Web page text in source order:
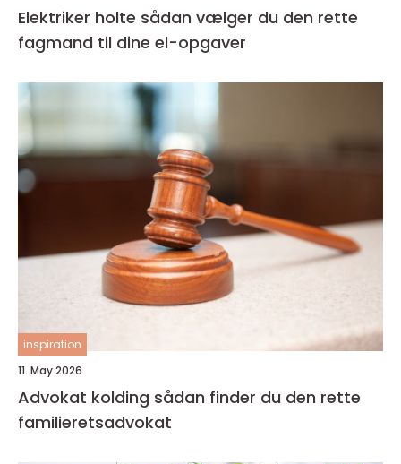
Elektriker holte sådan vælger du den rette
fagmand til dine el-opgaver
inspiration
11. May 2026
Advokat kolding sådan finder du den rette
familieretsadvokat